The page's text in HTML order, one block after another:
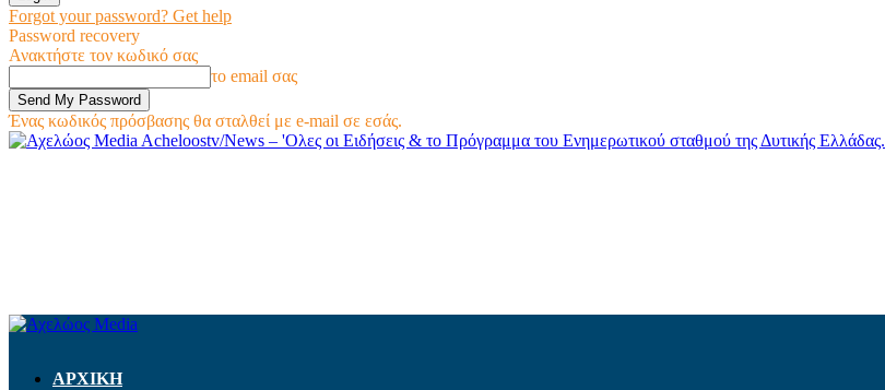
Forgot your password? Get help
Password recovery
Ανακτήστε τον κωδικό σας
το email σας
Ένας κωδικός πρόσβασης θα σταλθεί με e-mail σε εσάς.
Acheloostv/News – 'Ολες οι Ειδήσεις & το Πρόγραμμα του Ενημερωτικού σταθμού της Δυτικής Ελλάδας.
ΑΡΧΙΚΗ